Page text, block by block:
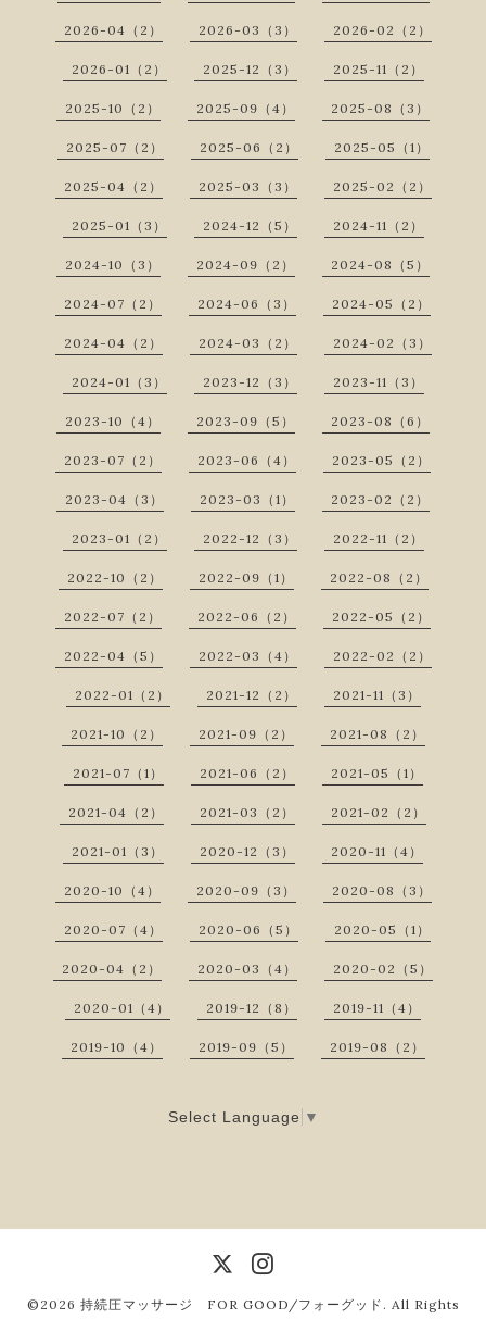
2026-04（2） 2026-03（3） 2026-02（2）
2026-01（2） 2025-12（3） 2025-11（2）
2025-10（2） 2025-09（4） 2025-08（3）
2025-07（2） 2025-06（2） 2025-05（1）
2025-04（2） 2025-03（3） 2025-02（2）
2025-01（3） 2024-12（5） 2024-11（2）
2024-10（3） 2024-09（2） 2024-08（5）
2024-07（2） 2024-06（3） 2024-05（2）
2024-04（2） 2024-03（2） 2024-02（3）
2024-01（3） 2023-12（3） 2023-11（3）
2023-10（4） 2023-09（5） 2023-08（6）
2023-07（2） 2023-06（4） 2023-05（2）
2023-04（3） 2023-03（1） 2023-02（2）
2023-01（2） 2022-12（3） 2022-11（2）
2022-10（2） 2022-09（1） 2022-08（2）
2022-07（2） 2022-06（2） 2022-05（2）
2022-04（5） 2022-03（4） 2022-02（2）
2022-01（2） 2021-12（2） 2021-11（3）
2021-10（2） 2021-09（2） 2021-08（2）
2021-07（1） 2021-06（2） 2021-05（1）
2021-04（2） 2021-03（2） 2021-02（2）
2021-01（3） 2020-12（3） 2020-11（4）
2020-10（4） 2020-09（3） 2020-08（3）
2020-07（4） 2020-06（5） 2020-05（1）
2020-04（2） 2020-03（4） 2020-02（5）
2020-01（4） 2019-12（8） 2019-11（4）
2019-10（4） 2019-09（5） 2019-08（2）
Select Language ▼
©2026 持続圧マッサージ FOR GOOD/フォーグッド . All Rights